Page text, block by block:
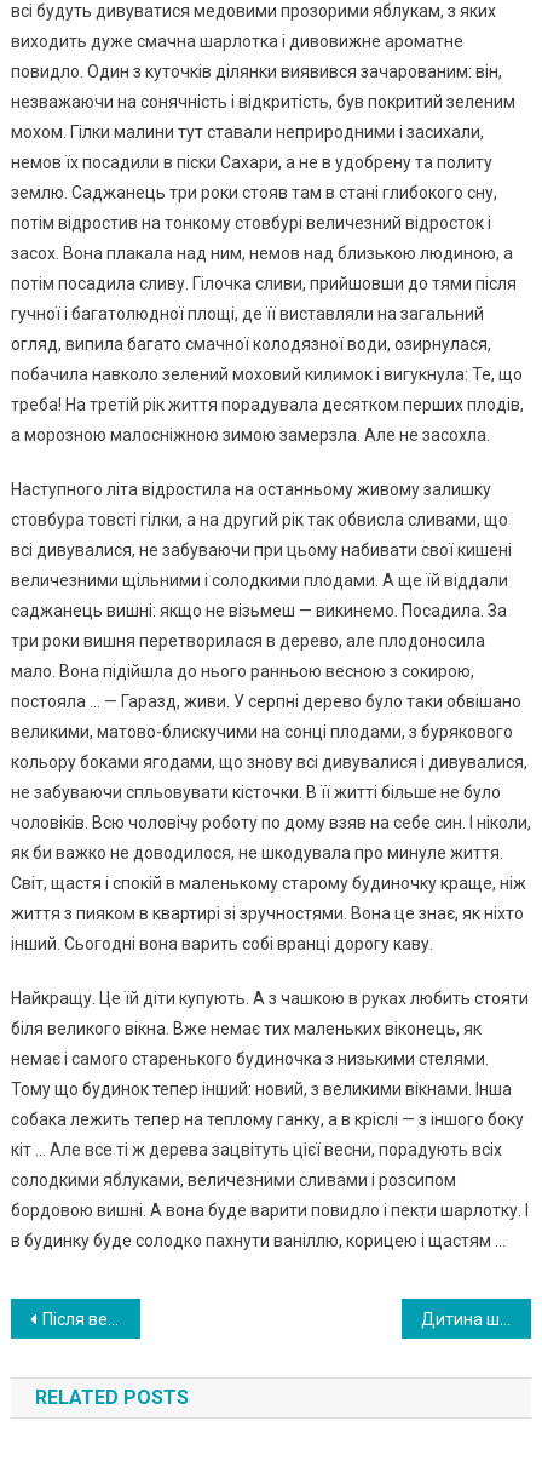
всі будуть дивуватися медовими прозорими яблукам, з яких
виходить дуже смачна шарлотка і дивовижне ароматне
повидло. Один з куточків ділянки виявився зачарованим: він,
незважаючи на сонячність і відкритість, був покритий зеленим
мохом. Гілки малини тут ставали неприродними і засихали,
немов їх посадили в піски Сахари, а не в удобрену та политу
землю. Саджанець три роки стояв там в стані глибокого сну,
потім відростив на тонкому стовбурі величезний відросток і
засох. Вона плакала над ним, немов над близькою людиною, а
потім посадила сливу. Гілочка сливи, прийшовши до тями після
гучної і багатолюдної площі, де її виставляли на загальний
огляд, випила багато смачної колодязної води, озирнулася,
побачила навколо зелений моховий килимок і вигукнула: Те, що
треба! На третій рік життя порадувала десятком перших плодів,
а морозною малосніжною зимою замерзла. Але не засохла.
Наступного літа відростила на останньому живому залишку
стовбура товсті гілки, а на другий рік так обвисла сливами, що
всі дивувалися, не забуваючи при цьому набивати свої кишені
величезними щільними і солодкими плодами. А ще їй віддали
саджанець вишні: якщо не візьмеш — викинемо. Посадила. За
три роки вишня перетворилася в дерево, але плодоносила
мало. Вона підійшла до нього ранньою весною з сокирою,
постояла … — Гаразд, живи. У серпні дерево було таки обвішано
великими, матово-блискучими на сонці плодами, з бурякового
кольору боками ягодами, що знову всі дивувалися і дивувалися,
не забуваючи спльовувати кісточки. В її житті більше не було
чоловіків. Всю чоловічу роботу по дому взяв на себе син. І ніколи,
як би важко не доводилося, не шкодувала про минуле життя.
Світ, щастя і спокій в маленькому старому будиночку краще, ніж
життя з пияком в квартирі зі зручностями. Вона це знає, як ніхто
інший. Сьогодні вона варить собі вранці дорогу каву.
Найкращу. Це їй діти купують. А з чашкою в руках любить стояти
біля великого вікна. Вже немає тих маленьких віконець, як
немає і самого старенького будиночка з низькими стелями.
Тому що будинок тепер інший: новий, з великими вікнами. Інша
собака лежить тепер на теплому ганку, а в кріслі — з іншого боку
кіт … Але все ті ж дерева зацвітуть цієї весни, порадують всіх
солодкими яблуками, величезними сливами і розсипом
бордовою вишні. А вона буде варити повидло і пекти шарлотку. І
в будинку буде солодко пахнути ваніллю, корицею і щастям …
Навигация
по
записям
Після весілля мого сина я намагалася на вихідні приготувати щось з того, що він любить, коли я прийшла, вдома була тільки невістка; вона сказала, щоб я перестала ходити до них — нехай мій син сам до нас ходить.
RELATED POSTS